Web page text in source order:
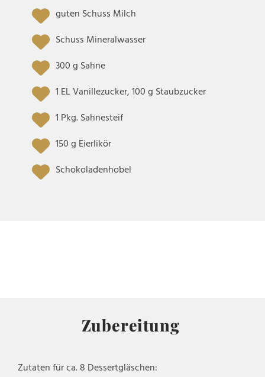
guten Schuss Milch
Schuss Mineralwasser
300 g Sahne
1 EL Vanillezucker, 100 g Staubzucker
1 Pkg. Sahnesteif
150 g Eierlikör
Schokoladenhobel
Zubereitung
Zutaten für ca. 8 Dessertgläschen: